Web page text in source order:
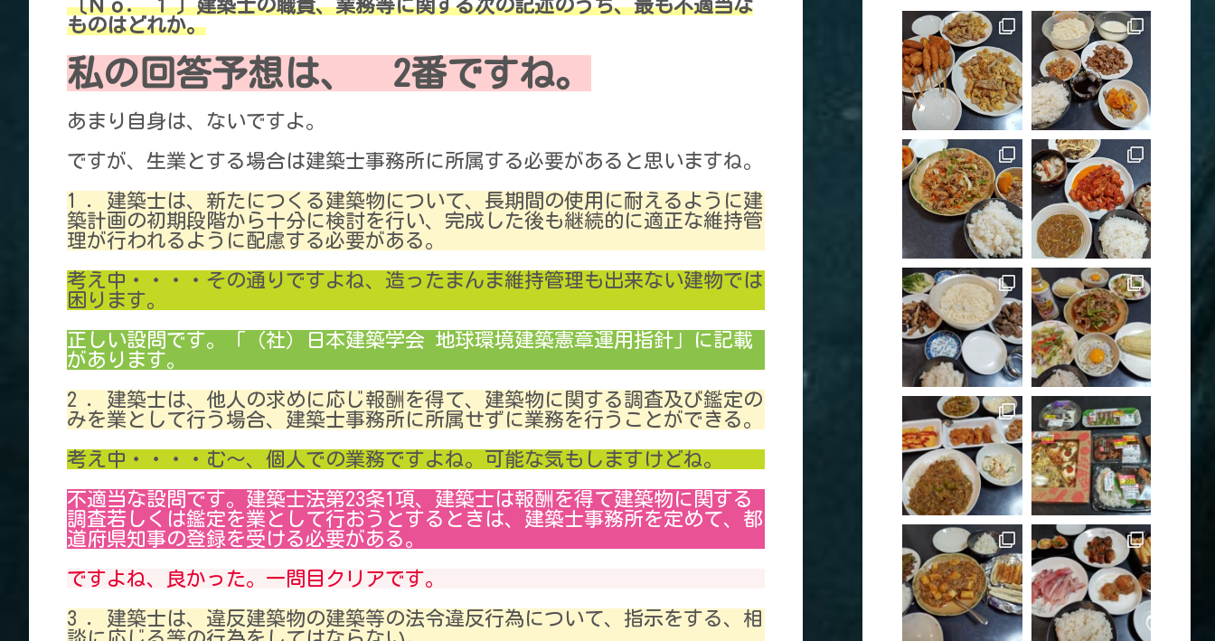
〔Ｎｏ． 1 〕建築士の職責、業務等に関する次の記述のうち、最も不適当な
ものはどれか。
私の回答予想は、 2番ですね。
あまり自身は、ないですよ。
ですが、生業とする場合は建築士事務所に所属する必要があると思いますね。
1 ．建築士は、新たにつくる建築物について、長期間の使用に耐えるように建
築計画の初期段階から十分に検討を行い、完成した後も継続的に適正な維持管
理が行われるように配慮する必要がある。
考え中・・・・その通りですよね、造ったまんま維持管理も出来ない建物では
困ります。
正しい設問です。「（社）日本建築学会 地球環境建築憲章運用指針」に記載
があります。
2 ．建築士は、他人の求めに応じ報酬を得て、建築物に関する調査及び鑑定の
みを業として行う場合、建築士事務所に所属せずに業務を行うことができる。
考え中・・・・む～、個人での業務ですよね。可能な気もしますけどね。
不適当な設問です。建築士法第23条1項、建築士は報酬を得て建築物に関する
調査若しくは鑑定を業として行おうとするときは、建築士事務所を定めて、都
道府県知事の登録を受ける必要がある。
ですよね、良かった。一問目クリアです。
3 ．建築士は、違反建築物の建築等の法令違反行為について、指示をする、相